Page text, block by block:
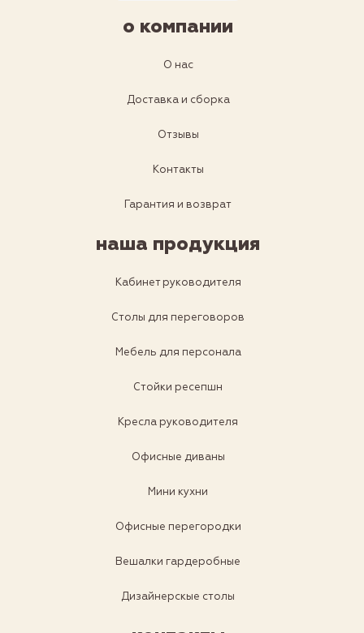
о компании
О нас
Доставка и сборка
Отзывы
Контакты
Гарантия и возврат
наша продукция
Кабинет руководителя
Столы для переговоров
Мебель для персонала
Стойки ресепшн
Кресла руководителя
Офисные диваны
Мини кухни
Офисные перегородки
Вешалки гардеробные
Дизайнерскые столы